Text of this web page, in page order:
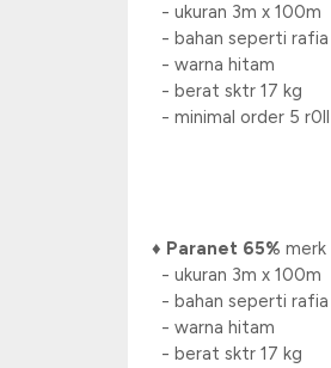
- ukuran 3m x 100m
- bahan seperti rafia
- warna hitam
- berat sktr 17 kg
- minimal order 5 r0ll
♦ Paranet 65% merk
- ukuran 3m x 100m
- bahan seperti rafia
- warna hitam
- berat sktr 17 kg